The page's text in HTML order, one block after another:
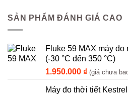
SẢN PHẨM ĐÁNH GIÁ CAO
Fluke 59 MAX máy
(-30 °C đến 350 °C)
1.950.000 ₫ (giá chưa
Máy đo thời tiết